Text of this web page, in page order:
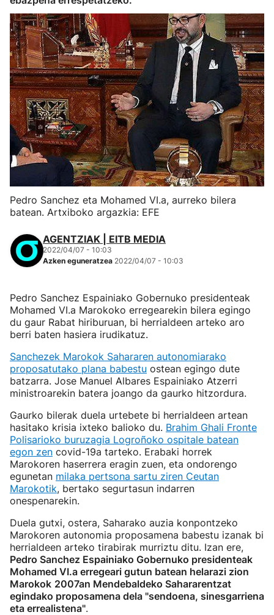
Pedro Sanchez eta Mohamed VI.a, aurreko bilera
batean. Artxiboko argazkia: EFE
AGENTZIAK | EITB MEDIA
2022/04/07 - 10:03
Azken eguneratzea 2022/04/07 - 10:03
Pedro Sanchez Espainiako Gobernuko presidenteak
Mohamed VI.a Marokoko erregearekin bilera egingo
du gaur Rabat hiriburuan, bi herrialdeen arteko aro
berri baten hasiera irudikatuz.
Sanchezek Marokok Sahararen autonomiarako
proposatutako plana babestu ostean egingo dute
batzarra. Jose Manuel Albares Espainiako Atzerri
ministroarekin batera joango da gaurko hitzordura.
Gaurko bilerak duela urtebete bi herrialdeen artean
hasitako krisia ixteko balioko du. Brahim Ghali Fronte
Polisarioko buruzagia Logroñoko ospitale batean
egon zen covid-19a tarteko. Erabaki horrek
Marokoren haserrera eragin zuen, eta ondorengo
egunetan milaka pertsona sartu ziren Ceutan
Marokotik, bertako segurtasun indarren
onespenarekin.
Duela gutxi, ostera, Saharako auzia konpontzeko
Marokoren autonomia proposamena babestu izanak bi
herrialdeen arteko tirabirak murriztu ditu. Izan ere,
Pedro Sanchez Espainiako Gobernuko presidenteak
Mohamed VI.a erregeari gutun batean helarazi zion
Marokok 2007an Mendebaldeko Sahararentzat
egindako proposamena dela "sendoena, sinesgarriena
eta errealistena".